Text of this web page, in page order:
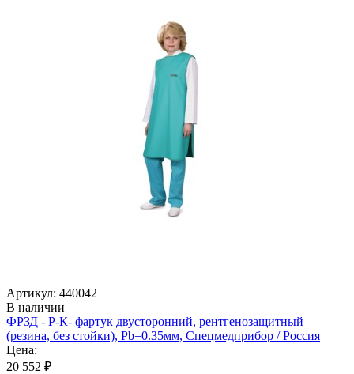
Артикул: 440042
В наличии
ФРЗД - Р-К- фартук двусторонний, рентгенозащитный
(резина, без стойки), Pb=0.35мм, Спецмедприбор / Россия
Цена:
20 552 ₽